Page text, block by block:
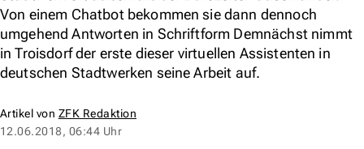
Von einem Chatbot bekommen sie dann dennoch
umgehend Antworten in Schriftform Demnächst nimmt
in Troisdorf der erste dieser virtuellen Assistenten in
deutschen Stadtwerken seine Arbeit auf.
Artikel von ZFK Redaktion
12.06.2018, 06:44 Uhr